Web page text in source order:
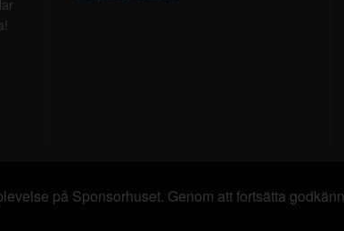
på Sponsorhuset. Genom att fortsätta